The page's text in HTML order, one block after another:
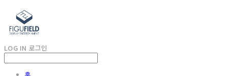
LOG IN 로그인